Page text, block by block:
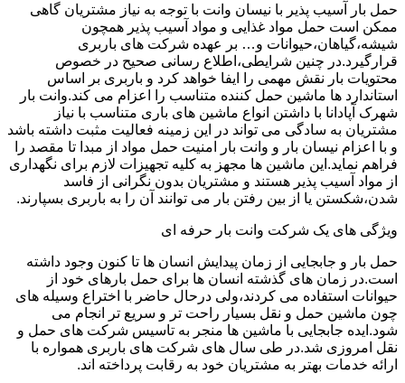
حمل بار آسیب پذیر با نیسان وانت با توجه به نیاز مشتریان گاهی
ممکن است حمل مواد غذایی و مواد آسیب پذیر همچون
شیشه،گیاهان،حیوانات و… بر عهده شرکت های باربری
قرارگیرد.در چنین شرایطی،اطلاع رسانی صحیح در خصوص
محتویات بار نقش مهمی را ایفا خواهد کرد و باربری بر اساس
استاندارد ها ماشین حمل کننده متناسب را اعزام می کند.وانت بار
شهرک آپادانا با داشتن انواع ماشین های باری متناسب با نیاز
مشتریان به سادگی می تواند در این زمینه فعالیت مثبت داشته باشد
و با اعزام نیسان بار و وانت بار امنیت حمل مواد از مبدا تا مقصد را
فراهم نماید.این ماشین ها مجهز به کلیه تجهیزات لازم برای نگهداری
از مواد آسیب پذیر هستند و مشتریان بدون نگرانی از فاسد
شدن،شکستن یا از بین رفتن بار می توانند آن را به باربری بسپارند.
ویژگی های یک شرکت وانت بار حرفه ای
حمل بار و جابجایی از زمان پیدایش انسان ها تا کنون وجود داشته
است.در زمان های گذشته انسان ها برای حمل بارهای خود از
حیوانات استفاده می کردند،ولی درحال حاضر با اختراع وسیله های
چون ماشین حمل و نقل بسیار راحت تر و سریع تر انجام می
شود.ایده جابجایی با ماشین ها منجر به تاسیس شرکت های حمل و
نقل امروزی شد.در طی سال های شرکت های باربری همواره با
ارائه خدمات بهتر به مشتریان خود به رقابت پرداخته اند.